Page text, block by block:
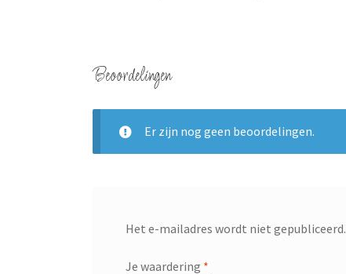
Beoordelingen
Er zijn nog geen beoordelingen.
Het e-mailadres wordt niet gepubliceerd.
Je waardering *